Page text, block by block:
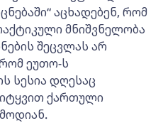
აცხადებენ, რომ
მნიშვნელობა
შეცვლას არ
რომ ეუთო-ს
სესია დღესაც
ქართული